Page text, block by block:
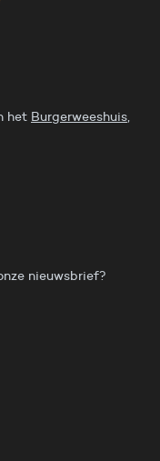
het Burgerweeshuis
nieuwsbrief?